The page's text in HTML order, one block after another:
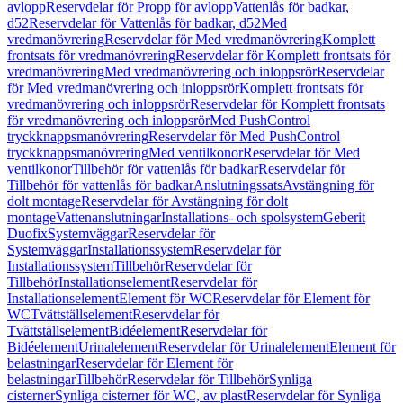
avloppReservdelar för Propp för avloppVattenlås för badkar,
d52Reservdelar för Vattenlås för badkar, d52Med
vredmanövreringReservdelar för Med vredmanövreringKomplett
frontsats för vredmanövreringReservdelar för Komplett frontsats för
vredmanövreringMed vredmanövrering och inloppsrörReservdelar
för Med vredmanövrering och inloppsrörKomplett frontsats för
vredmanövrering och inloppsrörReservdelar för Komplett frontsats
för vredmanövrering och inloppsrörMed PushControl
tryckknappsmanövreringReservdelar för Med PushControl
tryckknappsmanövreringMed ventilkonorReservdelar för Med
ventilkonorTillbehör för vattenlås för badkarReservdelar för
Tillbehör för vattenlås för badkarAnslutningssatsAvstängning för
dolt montageReservdelar för Avstängning för dolt
montageVattenanslutningarInstallations- och spolsystemGeberit
DuofixSystemväggarReservdelar för
SystemväggarInstallationssystemReservdelar för
InstallationssystemTillbehörReservdelar för
TillbehörInstallationselementReservdelar för
InstallationselementElement för WCReservdelar för Element för
WCTvättställselementReservdelar för
TvättställselementBidéelementReservdelar för
BidéelementUrinalelementReservdelar för UrinalelementElement för
belastningarReservdelar för Element för
belastningarTillbehörReservdelar för TillbehörSynliga
cisternerSynliga cisterner för WC, av plastReservdelar för Synliga